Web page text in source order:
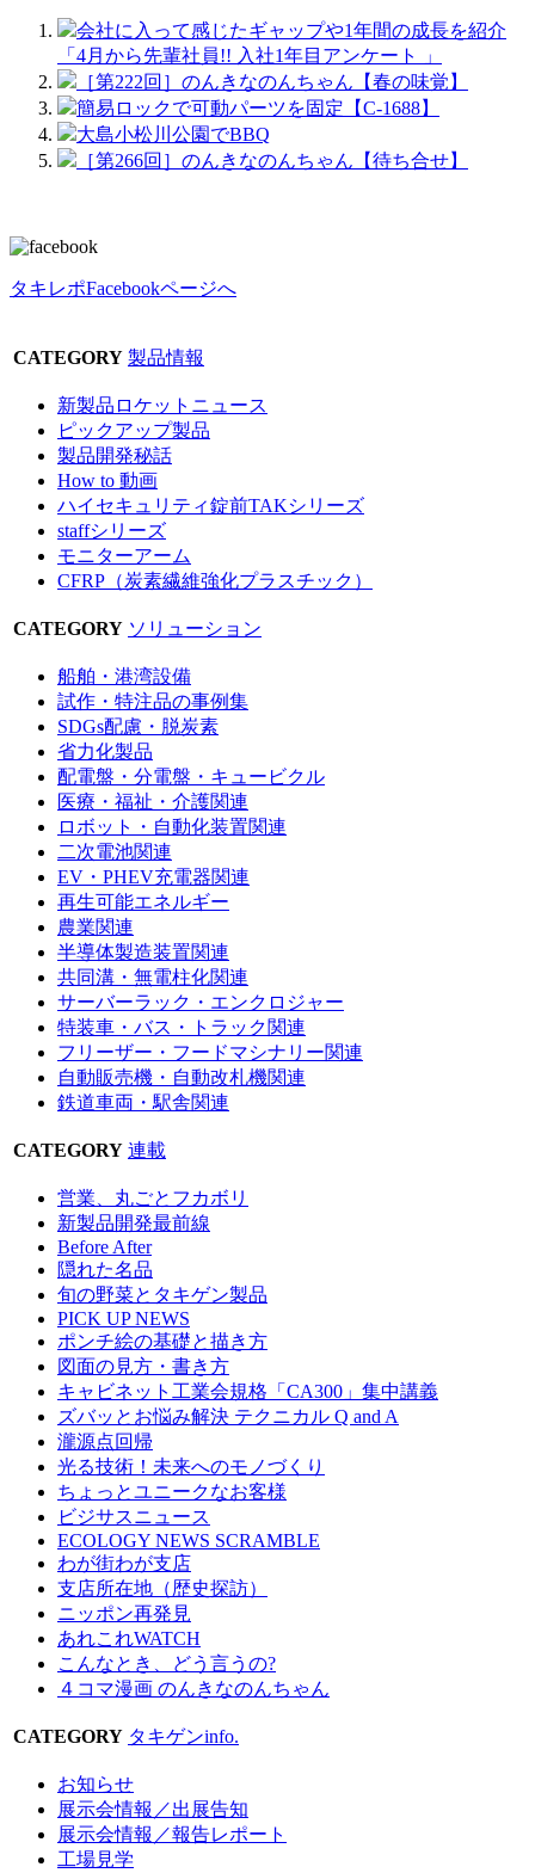
会社に入って感じたギャップや1年間の成長を紹介
「4月から先輩社員!! 入社1年目アンケート 」
［第222回］のんきなのんちゃん【春の味覚】
簡易ロックで可動パーツを固定【C-1688】
大島小松川公園でBBQ
［第266回］のんきなのんちゃん【待ち合せ】
タキレポFacebookページへ
CATEGORY 製品情報
新製品ロケットニュース
ピックアップ製品
製品開発秘話
How to 動画
ハイセキュリティ錠前TAKシリーズ
staffシリーズ
モニターアーム
CFRP（炭素繊維強化プラスチック）
CATEGORY ソリューション
船舶・港湾設備
試作・特注品の事例集
SDGs配慮・脱炭素
省力化製品
配電盤・分電盤・キュービクル
医療・福祉・介護関連
ロボット・自動化装置関連
二次電池関連
EV・PHEV充電器関連
再生可能エネルギー
農業関連
半導体製造装置関連
共同溝・無電柱化関連
サーバーラック・エンクロジャー
特装車・バス・トラック関連
フリーザー・フードマシナリー関連
自動販売機・自動改札機関連
鉄道車両・駅舎関連
CATEGORY 連載
営業、丸ごとフカボリ
新製品開発最前線
Before After
隠れた名品
旬の野菜とタキゲン製品
PICK UP NEWS
ポンチ絵の基礎と描き方
図面の見方・書き方
キャビネット工業会規格「CA300」集中講義
ズバッとお悩み解決 テクニカル Q and A
瀧源点回帰
光る技術！未来へのモノづくり
ちょっとユニークなお客様
ビジサスニュース
ECOLOGY NEWS SCRAMBLE
わが街わが支店
支店所在地（歴史探訪）
ニッポン再発見
あれこれWATCH
こんなとき、どう言うの?
４コマ漫画 のんきなのんちゃん
CATEGORY タキゲンinfo.
お知らせ
展示会情報／出展告知
展示会情報／報告レポート
工場見学